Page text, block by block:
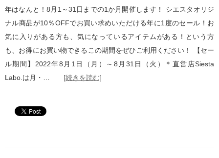
年はなんと！8月1～31日までの1か月開催します！ シエスタオリジ
ナル商品が10％OFFでお買い求めいただける年に1度のセール！お
気に入りがある方も、気になっているアイテムがある！という方
も、お得にお買い物できるこの期間をぜひご利用ください！ 【セー
ル期間】2022年8月1日（月）～8月31日（火）＊直営店Siesta
Labo.は月・… [続きを読む]